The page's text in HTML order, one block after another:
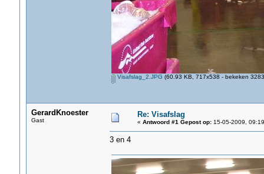
Visafslag_2.JPG (60.93 KB, 717x538 - bekeken
GerardKnoester
Gast
Re: Visafslag
« Antwoord #1 Gepost op:15-05-2009,
3 en 4